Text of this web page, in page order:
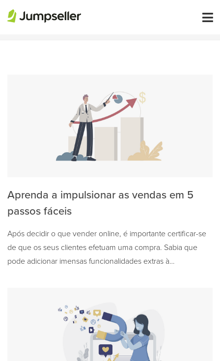
GERAR LEADS
Aprenda a impulsionar as vendas em 5
passos fáceis
Após decidir o que vender online, é importante certificar-se
de que os seus clientes efetuam uma compra. Sabia que
pode adicionar imensas funcionalidades extras à…